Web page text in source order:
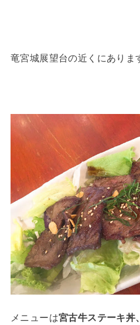
竜宮城展望台の近くにありま
メニューは宮古牛ステーキ丼